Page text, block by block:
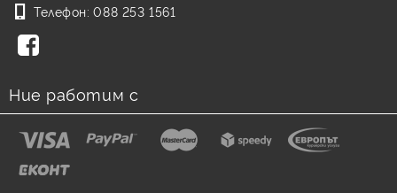
Телефон: 088 253 1561
Ние работим с